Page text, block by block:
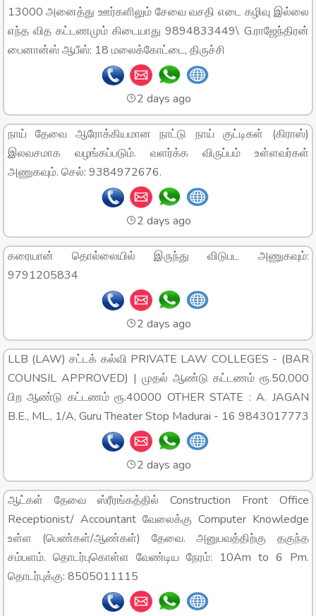
13000 அனைத்து ஊர்களிலும் சேவை வசதி எடை கழிவு இல்லை
எந்த வித கட்டணமும் கிடையாது 9894833449\ G.ராஜேந்திரன்
பைனான்ஸ் ஆபீஸ்: 18 மலைக்கோட்டை, திருச்சி
2 days ago
நாய் தேவை ஆரோக்கியமான நாட்டு நாய் குட்டிகள் (கிராஸ்)
இலவசமாக வழங்கப்படும். வளர்க்க விருப்பம் உள்ளவர்கள்
அணுகவும். செல்: 9384972676.
2 days ago
கரையான் தொல்லையில் இருந்து விடுபட அணுகவும்:
9791205834
2 days ago
LLB (LAW) சட்டக் கல்வி PRIVATE LAW COLLEGES - (BAR
COUNSIL APPROVED) | முதல் ஆண்டு கட்டணம் ரூ.50,000
பிற ஆண்டு கட்டணம் ரூ.40000 OTHER STATE : A. JAGAN
B.E., ML., 1/A, Guru Theater Stop Madurai - 16 9843017773
2 days ago
ஆட்கள் தேவை ஸ்ரீரங்கத்தில் Construction Front Office
Receptionist/ Accountant வேலைக்கு Computer Knowledge
உள்ள (பெண்கள்/ஆண்கள்) தேவை. அனுபவத்திற்கு தகுந்த
சம்பளம். தொடர்புகொள்ள வேண்டிய நேரம்: 10Am to 6 Pm.
தொடர்புக்கு: 8505011115